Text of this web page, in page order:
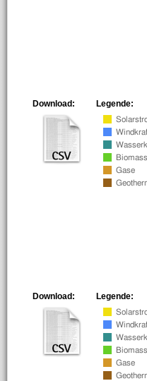
Legende:
Download:
Legende:
Download: